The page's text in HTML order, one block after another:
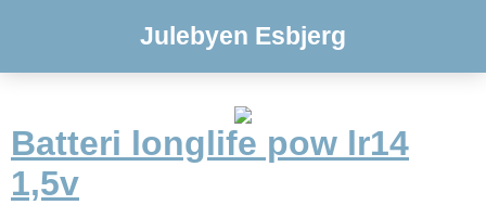
Julebyen Esbjerg
Batteri longlife pow lr14
1,5v